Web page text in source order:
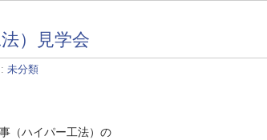
）見学会
未分類
（ハイパー工法）の